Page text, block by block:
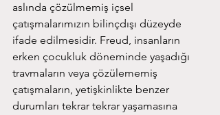
aslında çözülmemiş içsel
çatışmalarımızın bilinçdışı düzeyde
ifade edilmesidir. Freud, insanların
erken çocukluk döneminde yaşadığı
travmaların veya çözülememiş
çatışmaların, yetişkinlikte benzer
durumları tekrar tekrar yaşamasına